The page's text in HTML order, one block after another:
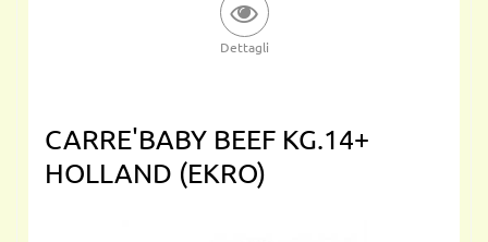
Dettagli
CARRE'BABY BEEF KG.14+
HOLLAND (EKRO)